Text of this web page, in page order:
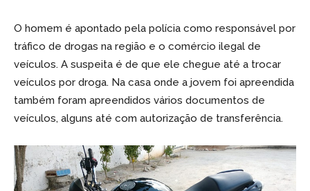
O homem é apontado pela polícia como responsável por
tráfico de drogas na região e o comércio ilegal de
veículos. A suspeita é de que ele chegue até a trocar
veículos por droga. Na casa onde a jovem foi apreendida
também foram apreendidos vários documentos de
veículos, alguns até com autorização de transferência.